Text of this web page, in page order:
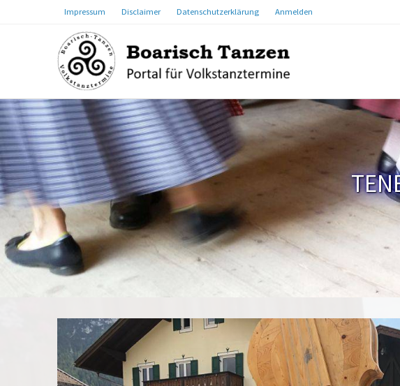
Impressum Disclaimer Datenschutzerklärung Anmelden